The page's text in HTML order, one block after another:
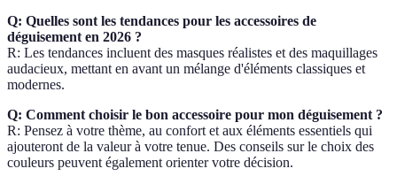
Q: Quelles sont les tendances pour les accessoires de
déguisement en 2026 ?
R: Les tendances incluent des masques réalistes et des maquillages
audacieux, mettant en avant un mélange d'éléments classiques et
modernes.
Q: Comment choisir le bon accessoire pour mon déguisement ?
R: Pensez à votre thème, au confort et aux éléments essentiels qui
ajouteront de la valeur à votre tenue. Des conseils sur le choix des
couleurs peuvent également orienter votre décision.